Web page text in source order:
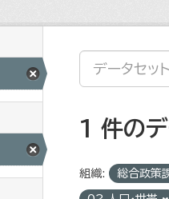
1 件のデ
組織: 総合政策